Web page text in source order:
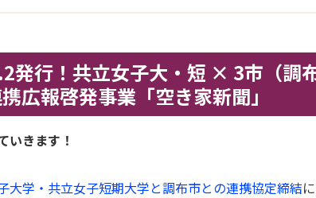
発行！共立女子大・短 × 3市（
広報啓発事業「空き家新聞」
いきます！
大学・共立女子短期大学と調布市との連携協定締結